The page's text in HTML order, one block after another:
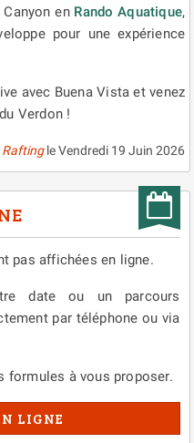
en Rando Aquatique,
pour une expérience
avec Buena Vista et venez
Verdon !
RaftingleVendredi 19 Juin 2026
pas affichées en ligne.
date ou un parcours
par téléphone ou via
formules à vous proposer.
LIGNE